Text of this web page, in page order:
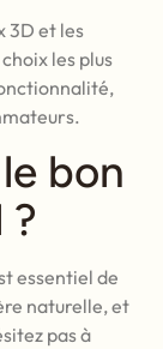
3D et les
les plus
bon
?
essentiel de
naturelle, et
pas à